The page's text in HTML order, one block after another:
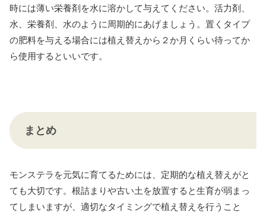
時には薄い栄養剤を水に溶かして与えてください。活力剤、
水、栄養剤、水のように周期的にあげましょう。置くタイプ
の肥料を与える場合には植え替えから２か月くらい待ってか
ら使用するといいです。
まとめ
モンステラを元気に育てるためには、定期的な植え替えがと
ても大切です。根詰まりや古い土を放置すると生育が弱まっ
てしまいますが、適切なタイミングで植え替えを行うこと